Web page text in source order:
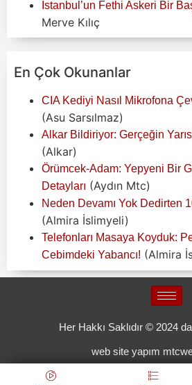
İstanbul’un Fethi Askeri Bir
Merve Kılıç
En Çok Okunanlar
CIA Kediyi Nasıl Mikrofona
(Asu Sarsılmaz)
Alkar Bildiriyor: Gerçeğin
(Alkar)
Örümcek-Adam: Yepyeni Bir
Detayları (Aydın Mtc)
Neden Devamı Yok Dedirten
(Almira İslimyeli)
Telefonları Masaya Koyduk:
Cebimdeki Yabancı! (Almira
Her Hakkı Saklıdır © 2024
web site yapım